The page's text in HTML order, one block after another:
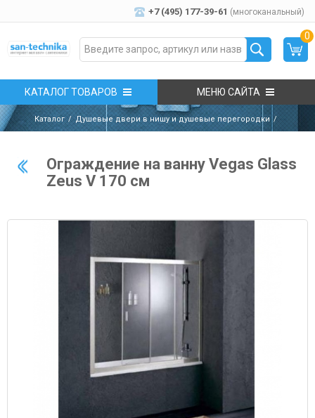
+7 (495) 177-39-61 (многоканальный)
0
КАТАЛОГ ТОВАРОВ МЕНЮ САЙТА
Каталог Душевые двери в нишу и душевые перегородки
Ограждение на ванну Vegas Glass
Zeus V 170 см